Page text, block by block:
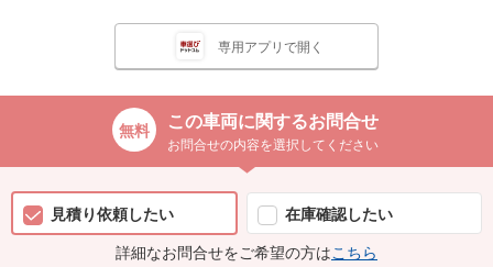
専用アプリで開く
この車両に関するお問合せ
お問合せの内容を選択してください
見積り依頼したい
在庫確認したい
詳細なお問合せをご希望の方はこちら